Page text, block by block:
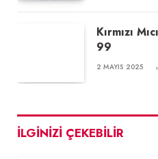
Kırmızı
99
2 MAYIS 2025
İLGINIZI ÇEKEBILIR